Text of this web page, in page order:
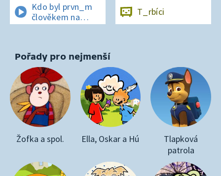
Kdo byl prvn_m
člověkem na
Měs_ci?
T_rbíci
Pořady pro nejmenší
Žofka a spol. Ella, Oskar a Hú
Tlapková
patrola